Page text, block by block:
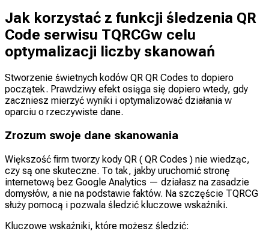
Jak korzystać z funkcji śledzenia QR
Code serwisu TQRCGw celu
optymalizacji liczby skanowań
Stworzenie świetnych kodów QR QR Codes to dopiero
początek. Prawdziwy efekt osiąga się dopiero wtedy, gdy
zaczniesz mierzyć wyniki i optymalizować działania w
oparciu o rzeczywiste dane.
Zrozum swoje dane skanowania
Większość firm tworzy kody QR ( QR Codes ) nie wiedząc,
czy są one skuteczne. To tak, jakby uruchomić stronę
internetową bez Google Analytics — działasz na zasadzie
domysłów, a nie na podstawie faktów. Na szczęście TQRCG
służy pomocą i pozwala śledzić kluczowe wskaźniki.
Kluczowe wskaźniki, które możesz śledzić: